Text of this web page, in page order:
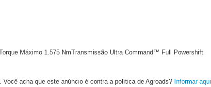
Máximo 1.575 NmTransmissão Ultra Command™ Full Powershift
acha que este anúncio é contra a política de Agroads? Informar aqui